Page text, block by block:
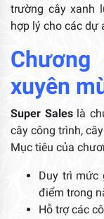
trường cây xanh
hợp lý cho các dự
xuyên
Super Saleslà
cây công trình,
Mục tiêu của
Duy trì mức
điểm trong
Hỗ trợ các